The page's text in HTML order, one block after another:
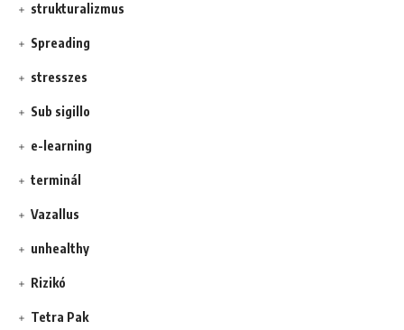
strukturalizmus
Spreading
stresszes
Sub sigillo
e-learning
terminál
Vazallus
unhealthy
Rizikó
Tetra Pak